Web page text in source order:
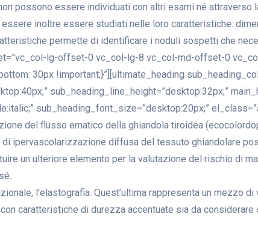
possono essere individuati con altri esami né attraverso
inoltre essere studiati nelle loro caratteristiche:
permette di identificare i noduli sospetti che
lg-offset-0 vc_col-lg-8 vc_col-md-offset-0
30px !important;}”][ultimate_heading
sub_heading_line_height=”desktop:32px;”
sub_heading_font_size=”desktop:20px;”
del flusso ematico della ghiandola tiroidea
ipervascolarizzazione diffusa del tessuto ghiandolare
un ulteriore elemento per la valutazione del rischio di
l’elastografia. Quest’ultima rappresenta un mezzo
caratteristiche di durezza accentuate sia da